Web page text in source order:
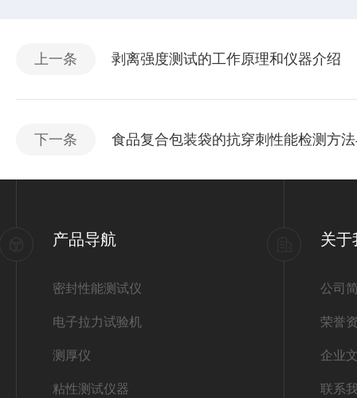
上一条 剥离强度测试的工作原理和仪器介绍
下一条 食品复合包装袋的抗穿刺性能检测方
产品导航
密封性能测试仪
电子拉力试验机
测厚仪
粘性测试仪器
关于
公司
荣誉
企业
联系